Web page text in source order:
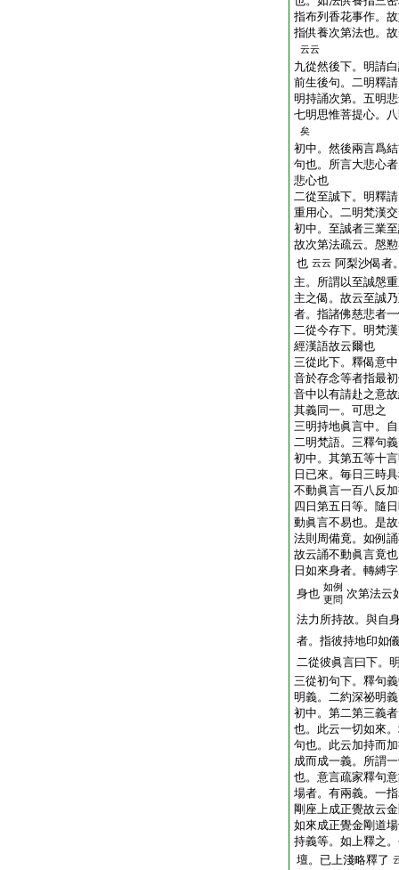
指布列香花事作。
指供養次第法也。
云云
九從然後下。明請
前生後句。二明釋
明持誦次第。五明
七明思惟菩提心。
矣
初中。然後兩言爲
句也。所言大悲心
悲心也
二從至誠下。明釋
重用心。二明梵漢
初中。至誠者三業
故次第法疏云。慇
也 云云 阿梨沙偈者
主。所謂以至誠慇
主之偈。故云至誠
者。指諸佛慈悲者
二從今存下。明梵
經漢語故云爾也
三從此下。釋偈意
音於存念等者指最
音中以有請赴之意
其義同一。可思之
三明持地眞言中。
二明梵語。三釋句
初中。其第五等十
日已來。毎日三時
不動眞言一百八反
四日第五日等。隨
動眞言不易也。是
法則周備竟。如例
故云誦不動眞言竟
日如來身者。轉縛
身也 如例
更問 次第法云
法力所持故。與自
者。指彼持地印如
二從彼眞言曰下。
三從初句下。釋句
明義。二約深祕明義
初中。第二第三義
也。此云一切如來
句也。此云加持而
成而成一義。所謂
也。意言疏家釋句
場者。有兩義。一
剛座上成正覺故云
如來成正覺金剛道
持義等。如上釋之
壇。已上淺略釋了